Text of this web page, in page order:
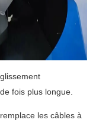
fois plus longue.
les câbles à